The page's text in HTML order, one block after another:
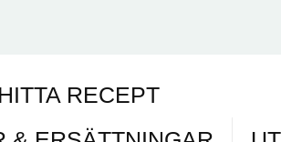
HITTA RECEPT